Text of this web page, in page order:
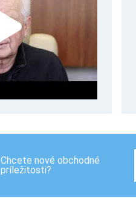
Chcete nové obchodné
príležitosti?